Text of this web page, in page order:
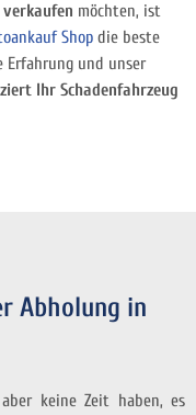
verkaufen möchten, ist
Shop die beste
Erfahrung und unser
Ihr Schadenfahrzeug
Abholung in
keine Zeit haben, es